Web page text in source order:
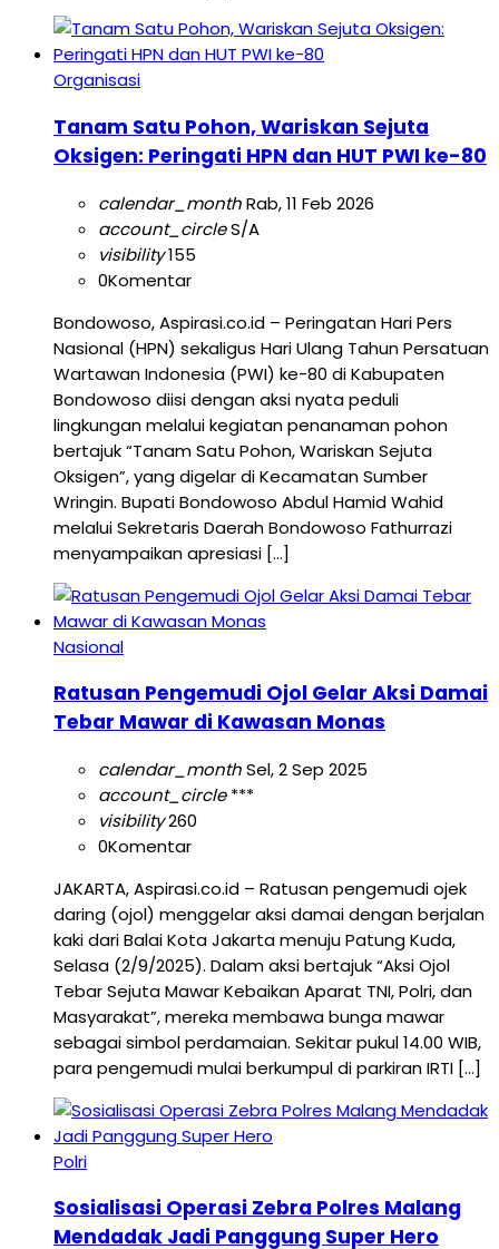
Organisasi
Tanam Satu Pohon, Wariskan Sejuta
Oksigen: Peringati HPN dan HUT PWI ke-80
calendar_monthRab, 11 Feb 2026
account_circleS/A
visibility155
0Komentar
Bondowoso, Aspirasi.co.id – Peringatan Hari Pers
Nasional (HPN) sekaligus Hari Ulang Tahun Persatuan
Wartawan Indonesia (PWI) ke-80 di Kabupaten
Bondowoso diisi dengan aksi nyata peduli
lingkungan melalui kegiatan penanaman pohon
bertajuk “Tanam Satu Pohon, Wariskan Sejuta
Oksigen”, yang digelar di Kecamatan Sumber
Wringin. Bupati Bondowoso Abdul Hamid Wahid
melalui Sekretaris Daerah Bondowoso Fathurrazi
menyampaikan apresiasi […]
Nasional
Ratusan Pengemudi Ojol Gelar Aksi Damai
Tebar Mawar di Kawasan Monas
calendar_monthSel, 2 Sep 2025
account_circle***
visibility260
0Komentar
JAKARTA, Aspirasi.co.id – Ratusan pengemudi ojek
daring (ojol) menggelar aksi damai dengan berjalan
kaki dari Balai Kota Jakarta menuju Patung Kuda,
Selasa (2/9/2025). Dalam aksi bertajuk “Aksi Ojol
Tebar Sejuta Mawar Kebaikan Aparat TNI, Polri, dan
Masyarakat”, mereka membawa bunga mawar
sebagai simbol perdamaian. Sekitar pukul 14.00 WIB,
para pengemudi mulai berkumpul di parkiran IRTI […]
Polri
Sosialisasi Operasi Zebra Polres Malang
Mendadak Jadi Panggung Super Hero